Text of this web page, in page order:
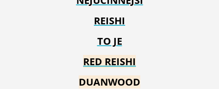
REISHI
TO JE
RED REISHI
DUANWOOD